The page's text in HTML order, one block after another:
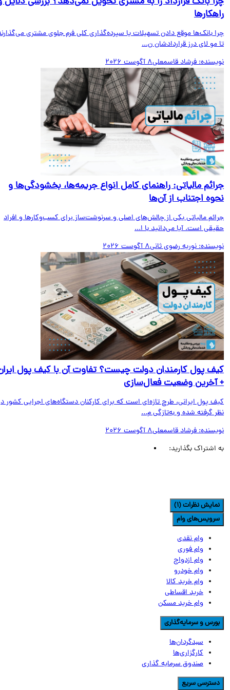
بانک‌ها موقع دادن تسهیلات یا سپرده‌گذاری کلی فرم جلوی مشتری می‌گذارند
مو لای درز قراردادشان ن...
فرشاد قاسمعلی8 آگوست 2026
مالیاتی: راهنمای کامل انواع جریمه‌ها، بخشودگی‌ها و
اجتناب از آن‌ها
مالیاتی یکی از چالش‌های اصلی و سرنوشت‌ساز برای کسب‌وکارها و افراد
است. آیا می‌دانید با ا...
نوریه رضوی ثانی8 آگوست 2026
پول کارمندان دولت چیست؟ تفاوت آن با کیف پول ایران
وضعیت فعال‌سازی
پول ایرانی، طرح تازه‌ای است که برای کارکنان دستگاه‌های اجرایی کشور در
گرفته شده و به‌تازگی م...
فرشاد قاسمعلی8 آگوست 2026
اشتراک بگذارید:
نظرات (1)
وام
وام نقدی
وام فوری
وام ازدواج
وام خودرو
وام خرید کالا
خرید اقساطی
وام خرید مسکن
و سرمایه‌گذاری
سبدگردان‌ها
کارگزاری‌ها
صندوق سرمایه گذاری
سریع